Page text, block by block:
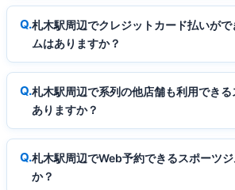
札木駅周辺でクレジットカード払いが
ムはありますか？
札木駅周辺で系列の他店舗も利用でき
ありますか？
札木駅周辺でWeb予約できるスポーツ
か？